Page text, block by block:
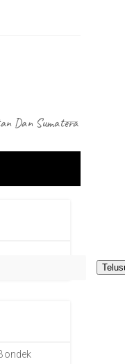
Dan Sumatera